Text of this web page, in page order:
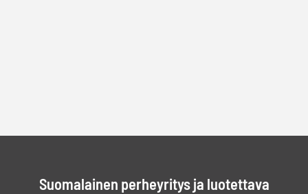
Suomalainen perheyritys ja luotettava